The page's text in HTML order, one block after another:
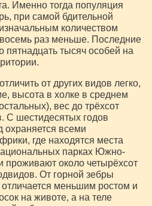
Именно тогда популяция
при самой бдительной
количеством
раз меньше. Последние
пятнадцать тысяч особей на
от других видов легко,
высота в холке в среднем
вес до трёхсот
С шестидесятых годов
охраняется всеми
где находятся места
парках Южно-
проживают около четырёхсот
От горной зебры
меньшим ростом и
на животе, а на теле